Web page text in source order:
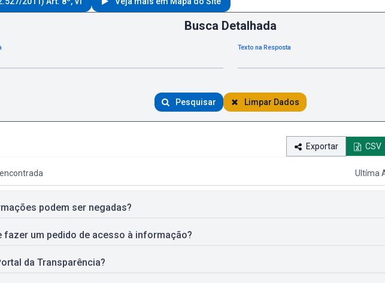
Busca Detalhada
Texto na Resposta
Pesquisar Limpar Dados
Exportar CSV
Ultíma
podem ser negadas?
fazer um pedido de acesso à informação?
da Transparência?